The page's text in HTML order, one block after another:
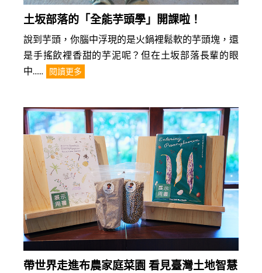
土坂部落的「全能芋頭學」開課啦！
說到芋頭，你腦中浮現的是火鍋裡鬆軟的芋頭塊，還
是手搖飲裡香甜的芋泥呢？但在土坂部落長輩的眼
中......
閱讀更多
帶世界走進布農家庭菜園 看見臺灣土地智慧